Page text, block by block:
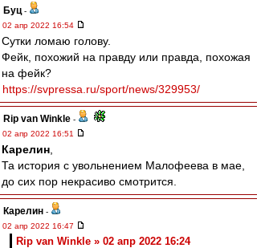
Буц -
02 апр 2022 16:54
Сутки ломаю голову.
Фейк, похожий на правду или правда, похожая
на фейк?
https://svpressa.ru/sport/news/329953/
Rip van Winkle -
02 апр 2022 16:51
Карелин
Та история с увольнением Малофеева в мае,
до сих пор некрасиво смотрится.
Карелин -
02 апр 2022 16:47
Rip van Winkle » 02 апр 2022 16:24